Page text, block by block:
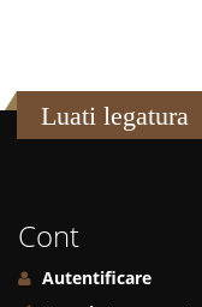
Luati legatura
Cont
Autentificare